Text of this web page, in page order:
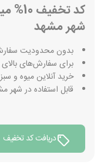
کد
شهر مشهد
بدون محدودیت
برای سفارش‌های بالای 50,000 تومان
خرید آنلاین میوه و
قابل استفاده در شهر
دریافت کد تخفیف